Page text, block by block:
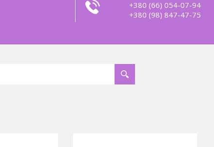
+380 (66) 054-07-94
+380 (98) 847-47-75